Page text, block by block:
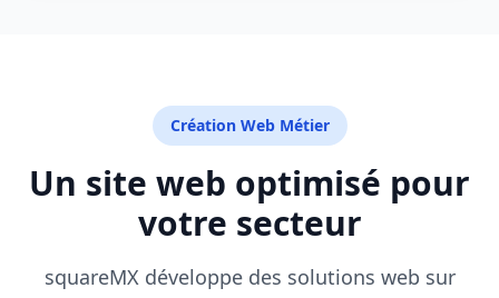
Création Web Métier
Un site web optimisé pour
votre secteur
squareMX développe des solutions web sur